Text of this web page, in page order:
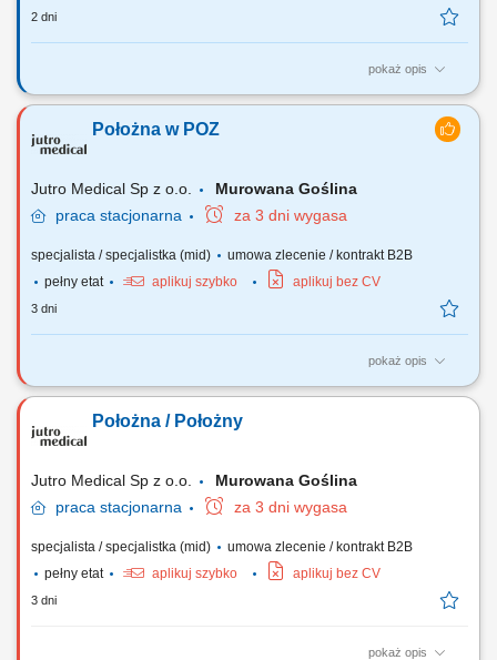
2 dni
pokaż opis
Nasze oczekiwania wobec Ciebie: wykształcenie min. średnie
medyczne - preferowane studia magisterskie na kierunku położnictwo;
ukończony kurs w zakresie pielęgniarstwa rodzinnego dla położnych;
aktualne prawo wykonywania zawodu; doświadczenie w wykonywaniu
Położna w POZ
Jutro Medical Sp z o.o.
Murowana Goślina
praca stacjonarna za 3 dni wygasa
specjalista / specjalistka (mid)
umowa zlecenie / kontrakt B2B
pełny etat
aplikuj szybko aplikuj bez CV
3 dni
pokaż opis
Zadania: Realizacja kompleksowej opieki położniczej i ginekologicznej
edukacji przedporodowej i poporodowej, wspieranie kobiet w okresie
ciąży, porodu i połogu. Wykonywanie wizyt patronażowych u
Położna / Położny
Jutro Medical Sp z o.o.
Murowana Goślina
praca stacjonarna za 3 dni wygasa
specjalista / specjalistka (mid)
umowa zlecenie / kontrakt B2B
pełny etat
aplikuj szybko aplikuj bez CV
3 dni
pokaż opis